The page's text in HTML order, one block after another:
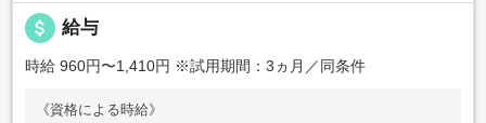
attach_money 給与
時給 960円〜1,410円 ※試用期間：3ヵ月／同条件
《資格による時給》